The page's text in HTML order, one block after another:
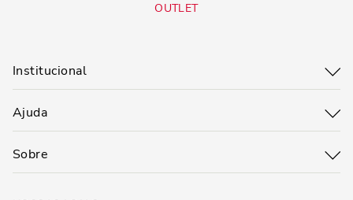
OUTLET
Institucional
Ajuda
Sobre